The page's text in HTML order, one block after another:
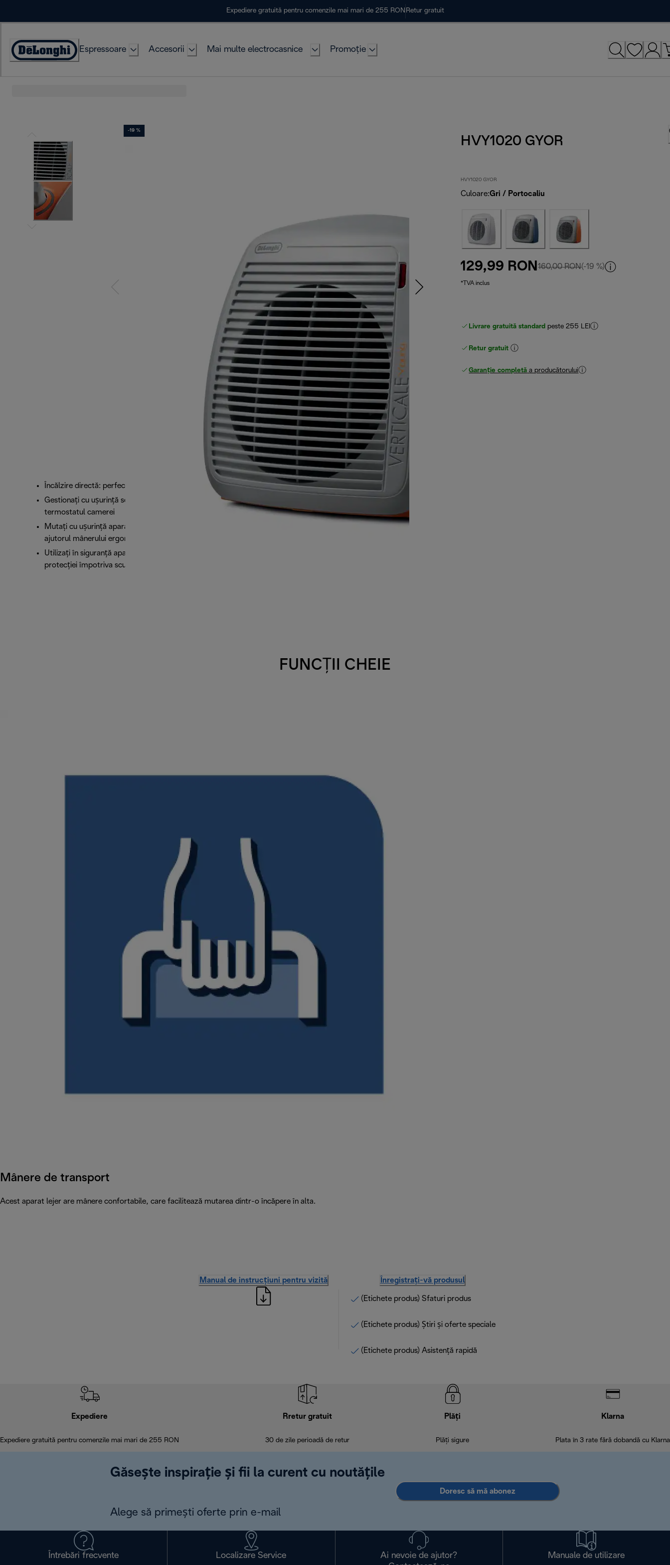
Expediere gratuită pentru comenzile mai mari de 255 RON Retur gratuit
Accessibility
Espressoare Accesorii Mai multe electrocasnice Promoție
-19 %
HVY1020 GYOR
HVY1020 GYOR
Culoare:Gri / Portocaliu
129,99 RON160,00 RONpreț inițial 160,00 RON
(-19 %)
*TVA inclus
Livrare gratuită standard peste 255 LEI
Retur gratuit
Garanție completă a producătorului
Încălzire directă: perfect ca aerotermă personală
Gestionați cu ușurință setările de alimentare și
termostatul camerei
Mutați cu ușurință aparatul în orice încăpere, cu
ajutorul mânerului ergonomic
Utilizați în siguranță aparatul în baie, datorită
protecției împotriva scurgerilor
FUNCȚII CHEIE
Mânere de transport
Acest aparat lejer are mânere confortabile, care facilitează mutarea dintr-o încăpere în alta.
Manual de instrucțiuni pentru vizită Înregistrați-vă produsul
(Etichete produs) Sfaturi produs
(Etichete produs) Știri și oferte speciale
(Etichete produs) Asistență rapidă
Expediere
Expediere gratuită pentru comenzile mai mari de 255 RON
Rretur gratuit
30 de zile perioadă de retur
Plăți
Plăți sigure
Klarna
Plata în 3 rate fără dobandă cu Klarna
Găsește inspirație și fii la curent cu noutățile
Alege să primești oferte prin e-mail
Doresc să mă abonez
Întrebări frecvente Localizare Service
Ai nevoie de ajutor?
Manuale de utilizare